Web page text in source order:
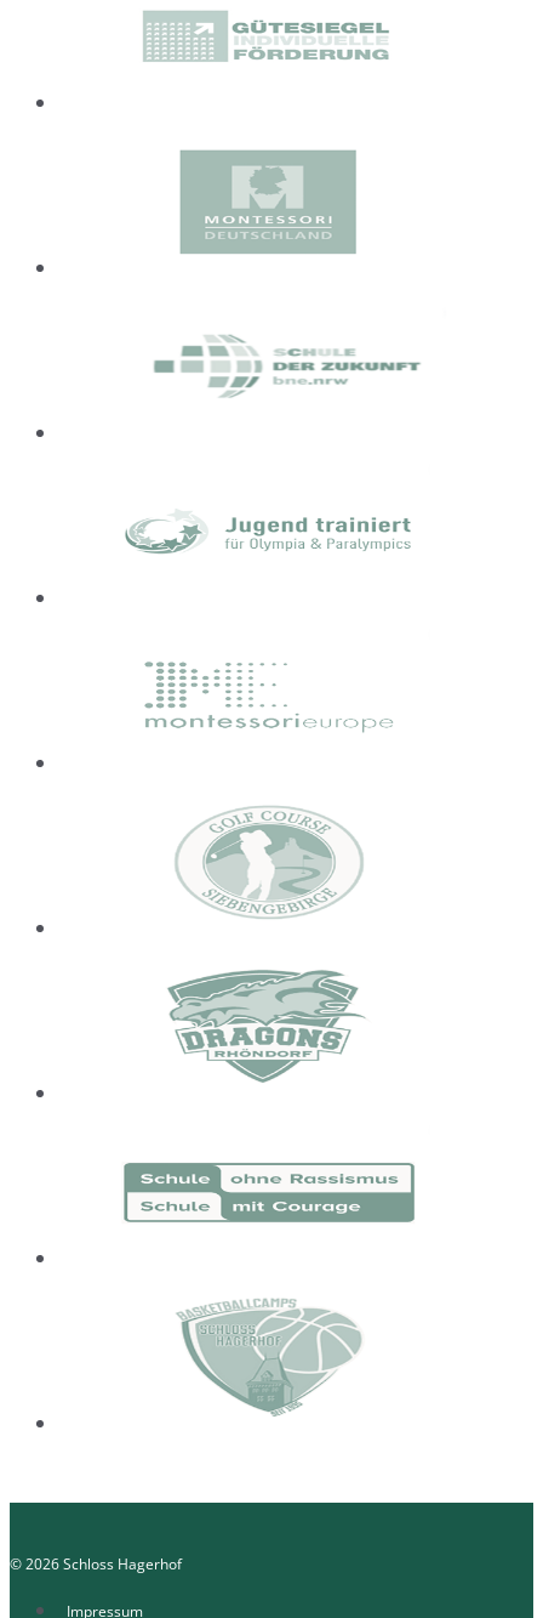
© 2026 Schloss Hagerhof
Impressum